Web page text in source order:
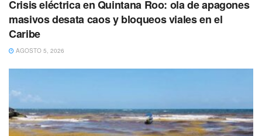
Crisis eléctrica en Quintana Roo: ola de apagones
masivos desata caos y bloqueos viales en el
Caribe
AGOSTO 5, 2026